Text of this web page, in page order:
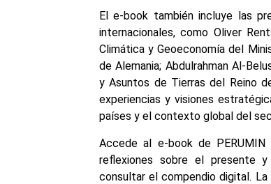
El e-book también incluye las
internacionales, como Oliver
Climática y Geoeconomía del
de Alemania; Abdulrahman Al-
y Asuntos de Tierras del Reino
experiencias y visiones
países y el contexto global del
Accede al e-book de
reflexiones sobre el presente
consultar el compendio digital.